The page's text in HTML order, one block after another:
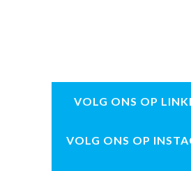
VOLG ONS OP
VOLG ONS OP